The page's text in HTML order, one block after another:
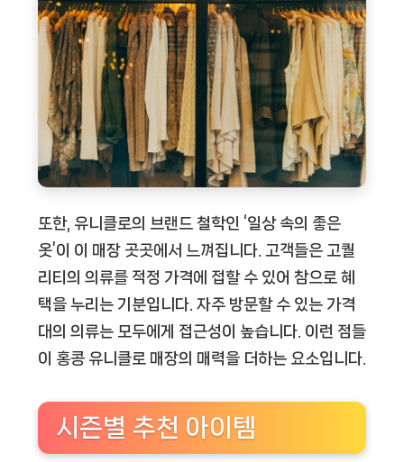
또한, 유니클로의 브랜드 철학인 ‘일상 속의 좋은
옷’이 이 매장 곳곳에서 느껴집니다. 고객들은 고퀄
리티의 의류를 적정 가격에 접할 수 있어 참으로 혜
택을 누리는 기분입니다. 자주 방문할 수 있는 가격
대의 의류는 모두에게 접근성이 높습니다. 이런 점들
이 홍콩 유니클로 매장의 매력을 더하는 요소입니다.
시즌별 추천 아이템